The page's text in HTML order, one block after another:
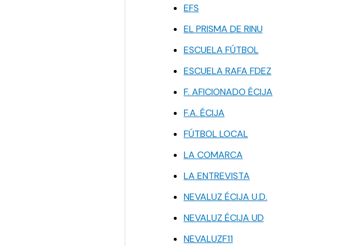
EFS
EL PRISMA DE RINU
ESCUELA FÚTBOL
ESCUELA RAFA FDEZ
F. AFICIONADO ÉCIJA
F.A. ÉCIJA
FÚTBOL LOCAL
LA COMARCA
LA ENTREVISTA
NEVALUZ ÉCIJA U.D.
NEVALUZ ÉCIJA UD
NEVALUZF11